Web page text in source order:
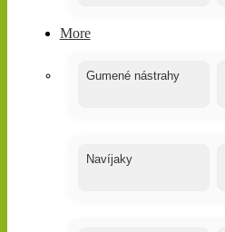
More
Gumené nástrahy
Navíjaky